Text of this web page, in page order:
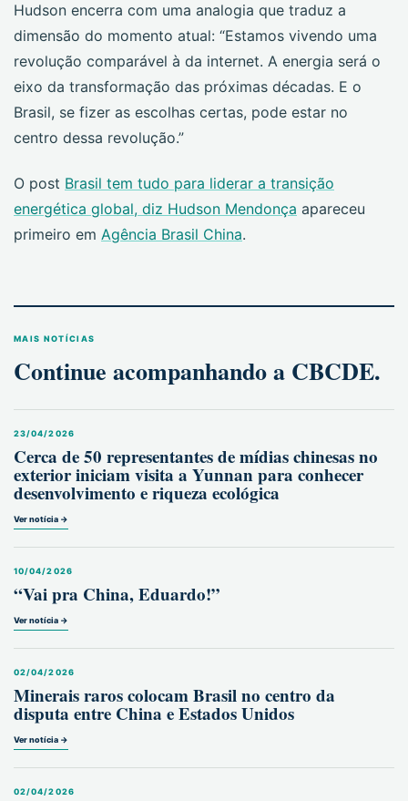
Hudson encerra com uma analogia que traduz a
dimensão do momento atual: “Estamos vivendo uma
revolução comparável à da internet. A energia será o
eixo da transformação das próximas décadas. E o
Brasil, se fizer as escolhas certas, pode estar no
centro dessa revolução.”
O post Brasil tem tudo para liderar a transição
energética global, diz Hudson Mendonça apareceu
primeiro em Agência Brasil China.
MAIS NOTÍCIAS
Continue acompanhando a CBCDE.
23/04/2026
Cerca de 50 representantes de mídias chinesas no
exterior iniciam visita a Yunnan para conhecer
desenvolvimento e riqueza ecológica
Ver notícia →
10/04/2026
“Vai pra China, Eduardo!”
Ver notícia →
02/04/2026
Minerais raros colocam Brasil no centro da
disputa entre China e Estados Unidos
Ver notícia →
02/04/2026